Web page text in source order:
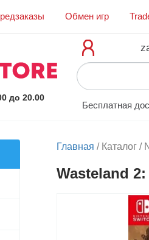
Обмен игр
до 20.00
Бесплатная
Главная / Каталог /
Wasteland